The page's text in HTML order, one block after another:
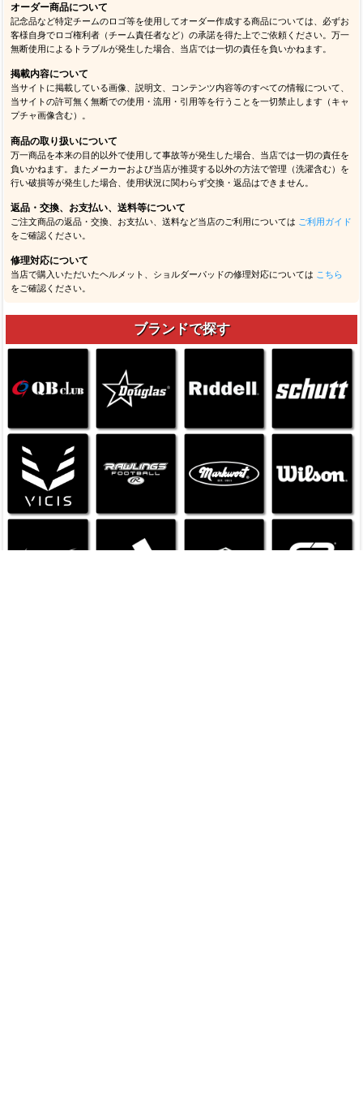
オーダー商品について
記念品など特定チームのロゴ等を使用してオーダー作成する商品については、必ずお
客様自身でロゴ権利者（チーム責任者など）の承諾を得た上でご依頼ください。万一
無断使用によるトラブルが発生した場合、当店では一切の責任を負いかねます。
掲載内容について
当サイトに掲載している画像、説明文、コンテンツ内容等のすべての情報について、
当サイトの許可無く無断での使用・流用・引用等を行うことを一切禁止します（キャ
プチャ画像含む）。
商品の取り扱いについて
万一商品を本来の目的以外で使用して事故等が発生した場合、当店では一切の責任を
負いかねます。またメーカーおよび当店が推奨する以外の方法で管理（洗濯含む）を
行い破損等が発生した場合、使用状況に関わらず交換・返品はできません。
返品・交換、お支払い、送料等について
ご注文商品の返品・交換、お支払い、送料など当店のご利用については ご利用ガイド
をご確認ください。
修理対応について
当店で購入いただいたヘルメット、ショルダーパッドの修理対応については こちら
をご確認ください。
ブランドで探す